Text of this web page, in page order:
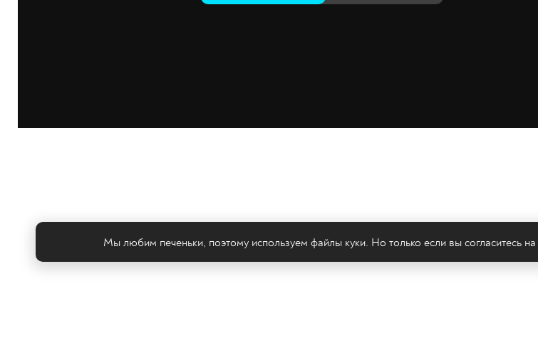
Мы любим печеньки, поэтому используем файлы куки. Но только если вы согласитесь на